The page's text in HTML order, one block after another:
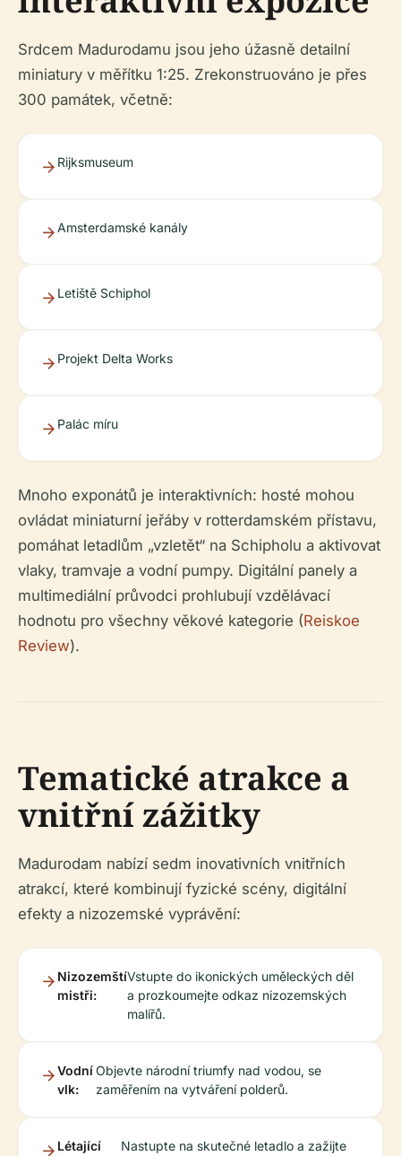
Srdcem Madurodamu jsou jeho úžasně detailní
miniatury v měřítku 1:25. Zrekonstruováno je přes
300 památek, včetně:
Rijksmuseum
Amsterdamské kanály
Letiště Schiphol
Projekt Delta Works
Palác míru
Mnoho exponátů je interaktivních: hosté mohou
ovládat miniaturní jeřáby v rotterdamském přístavu,
pomáhat letadlům „vzletět“ na Schipholu a aktivovat
vlaky, tramvaje a vodní pumpy. Digitální panely a
multimediální průvodci prohlubují vzdělávací
hodnotu pro všechny věkové kategorie (Reiskoe
Review).
Tematické atrakce a
vnitřní zážitky
Madurodam nabízí sedm inovativních vnitřních
atrakcí, které kombinují fyzické scény, digitální
efekty a nizozemské vyprávění:
Nizozemští
mistři:
Vstupte do ikonických uměleckých děl
a prozkoumejte odkaz nizozemských
malířů.
Vodní
vlk:
Objevte národní triumfy nad vodou, se
zaměřením na vytváření polderů.
Létající
Nastupte na skutečné letadlo a zažijte